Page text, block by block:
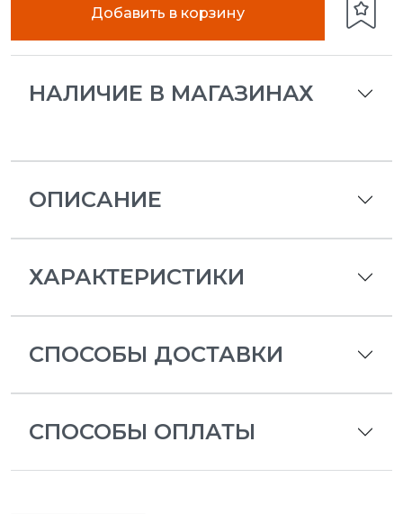
Добавить в корзину
НАЛИЧИЕ В МАГАЗИНАХ
ОПИСАНИЕ
ХАРАКТЕРИСТИКИ
СПОСОБЫ ДОСТАВКИ
СПОСОБЫ ОПЛАТЫ